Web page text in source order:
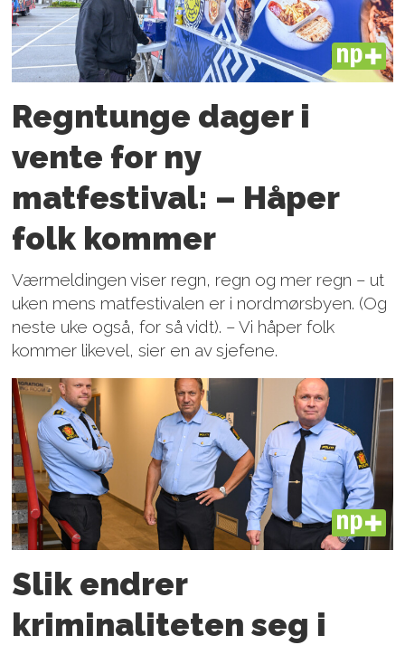
PLUS
Regntunge dager i
vente for ny
matfestival: – Håper
folk kommer
Værmeldingen viser regn, regn og mer regn – ut
uken mens matfestivalen er i nordmørsbyen. (Og
neste uke også, for så vidt). – Vi håper folk
kommer likevel, sier en av sjefene.
PLUS
Slik endrer
kriminaliteten seg i